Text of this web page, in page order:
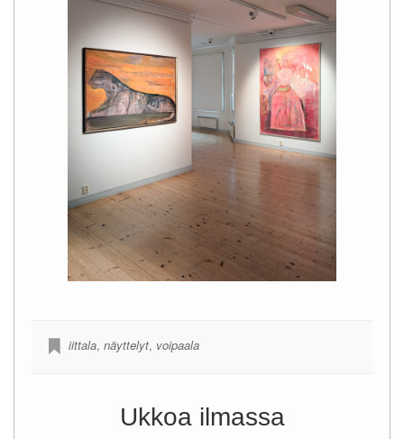
iittala, näyttelyt, voipaala
Ukkoa ilmassa